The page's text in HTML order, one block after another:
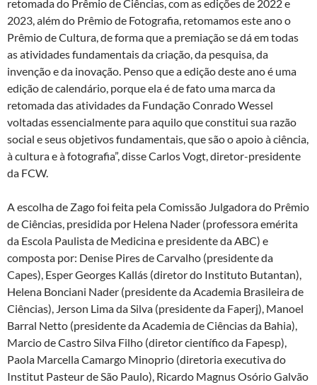
retomada do Prêmio de Ciências, com as edições de 2022 e
2023, além do Prêmio de Fotografia, retomamos este ano o
Prêmio de Cultura, de forma que a premiação se dá em todas
as atividades fundamentais da criação, da pesquisa, da
invenção e da inovação. Penso que a edição deste ano é uma
edição de calendário, porque ela é de fato uma marca da
retomada das atividades da Fundação Conrado Wessel
voltadas essencialmente para aquilo que constitui sua razão
social e seus objetivos fundamentais, que são o apoio à ciência,
à cultura e à fotografia”, disse Carlos Vogt, diretor-presidente
da FCW.
A escolha de Zago foi feita pela Comissão Julgadora do Prêmio
de Ciências, presidida por Helena Nader (professora emérita
da Escola Paulista de Medicina e presidente da ABC) e
composta por: Denise Pires de Carvalho (presidente da
Capes), Esper Georges Kallás (diretor do Instituto Butantan),
Helena Bonciani Nader (presidente da Academia Brasileira de
Ciências), Jerson Lima da Silva (presidente da Faperj), Manoel
Barral Netto (presidente da Academia de Ciências da Bahia),
Marcio de Castro Silva Filho (diretor científico da Fapesp),
Paola Marcella Camargo Minoprio (diretoria executiva do
Institut Pasteur de São Paulo), Ricardo Magnus Osório Galvão